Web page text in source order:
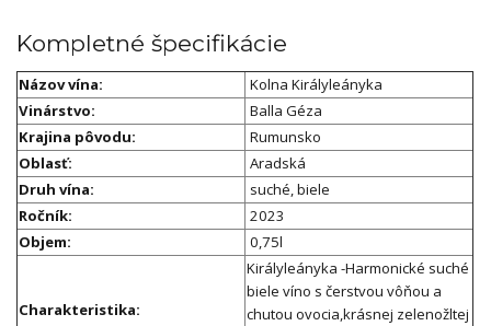
Kompletné špecifikácie
Názov vína:
Kolna Királyleányka
Vinárstvo:
Balla Géza
Krajina pôvodu:
Rumunsko
Oblasť:
Aradská
Druh vína:
suché, biele
Ročník:
2023
Objem:
0,75l
Charakteristika:
Királyleányka -Harmonické suché
biele víno s čerstvou vôňou a
chutou ovocia,krásnej zelenožltej